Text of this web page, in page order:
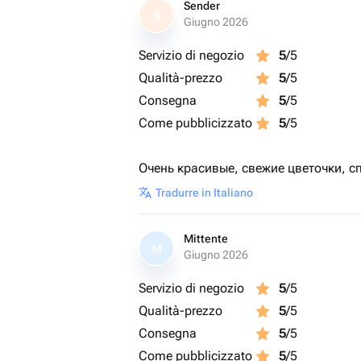
S
Sender
Giugno 2026
Servizio di negozio 5/5
Qualità-prezzo
5/5
Consegna
5/5
Come pubblicizzato
5/5
Очень красивые, свежие цветочки,
Tradurre in Italiano
M
Mittente
Giugno 2026
Servizio di negozio 5/5
Qualità-prezzo
5/5
Consegna
5/5
Come pubblicizzato
5/5